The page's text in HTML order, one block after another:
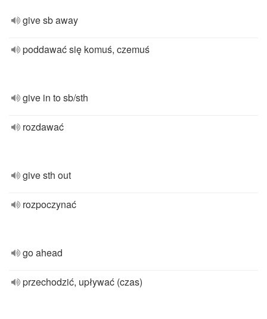
give sb away
poddawać się komuś, czemuś
give in to sb/sth
rozdawać
give sth out
rozpoczynać
go ahead
przechodzić, upływać (czas)